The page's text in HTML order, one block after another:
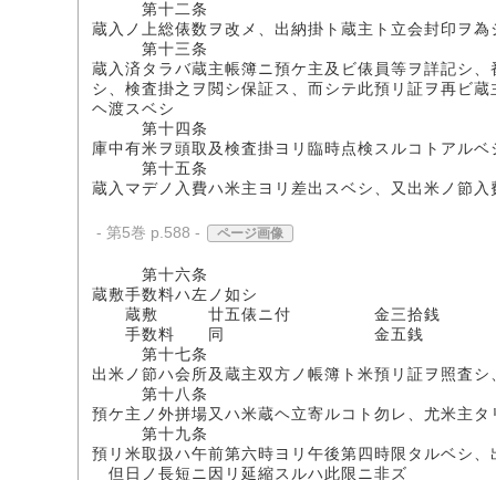
第十二条
蔵入ノ上総俵数ヲ改メ、出納掛ト蔵主ト立会封印ヲ
第十三条
蔵入済タラバ蔵主帳簿ニ預ケ主及ビ俵員等ヲ詳記シ
シ、検査掛之ヲ閲シ保証ス、而シテ此預リ証ヲ再ビ
ヘ渡スベシ
第十四条
庫中有米ヲ頭取及検査掛ヨリ臨時点検スルコトアルベ
第十五条
蔵入マデノ入費ハ米主ヨリ差出スベシ、又出米ノ節
- 第5巻 p.588 - ページ画像
第十六条
蔵敷手数料ハ左ノ如シ
蔵敷 廿五俵ニ付 金三拾銭
手数料 同 金五銭
第十七条
出米ノ節ハ会所及蔵主双方ノ帳簿ト米預リ証ヲ照査
第十八条
預ケ主ノ外拼場又ハ米蔵ヘ立寄ルコト勿レ、尤米主
第十九条
預リ米取扱ハ午前第六時ヨリ午後第四時限タルベシ
但日ノ長短ニ因リ延縮スルハ此限ニ非ズ